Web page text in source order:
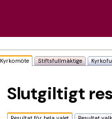
Kyrkomöte Stiftsfullmäktige
Slutgiltigt